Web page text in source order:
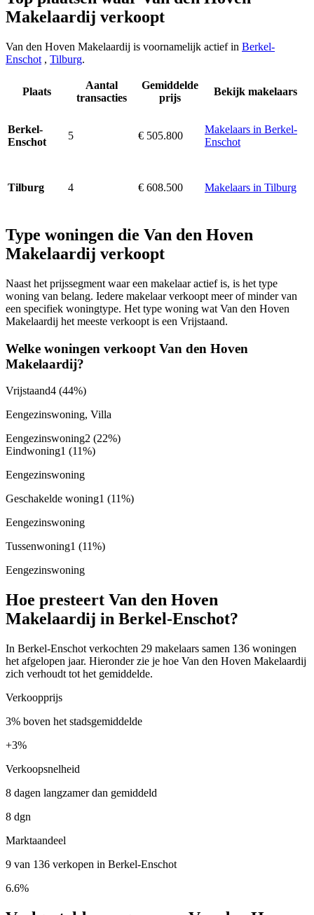
Makelaardij verkoopt
Van den Hoven Makelaardij is voornamelijk actief in Berkel-
Enschot , Tilburg.
Plaats
Aantal
transacties
Gemiddelde
prijs
Bekijk makelaars
Berkel-
Enschot
5 € 505.800
Makelaars in Berkel-
Enschot
Tilburg 4 € 608.500 Makelaars in Tilburg
Type woningen die Van den Hoven
Makelaardij verkoopt
Naast het prijssegment waar een makelaar actief is, is het type
woning van belang. Iedere makelaar verkoopt meer of minder van
een specifiek woningtype. Het type woning wat Van den Hoven
Makelaardij het meeste verkoopt is een Vrijstaand.
Welke woningen verkoopt Van den Hoven
Makelaardij?
Vrijstaand4 (44%)
Eengezinswoning, Villa
Eengezinswoning2 (22%)
Eindwoning1 (11%)
Eengezinswoning
Geschakelde woning1 (11%)
Eengezinswoning
Tussenwoning1 (11%)
Eengezinswoning
Hoe presteert Van den Hoven
Makelaardij in Berkel-Enschot?
In Berkel-Enschot verkochten 29 makelaars samen 136 woningen
het afgelopen jaar. Hieronder zie je hoe Van den Hoven Makelaardij
zich verhoudt tot het gemiddelde.
Verkoopprijs
3% boven het stadsgemiddelde
+3%
Verkoopsnelheid
8 dagen langzamer dan gemiddeld
8 dgn
Marktaandeel
9 van 136 verkopen in Berkel-Enschot
6.6%